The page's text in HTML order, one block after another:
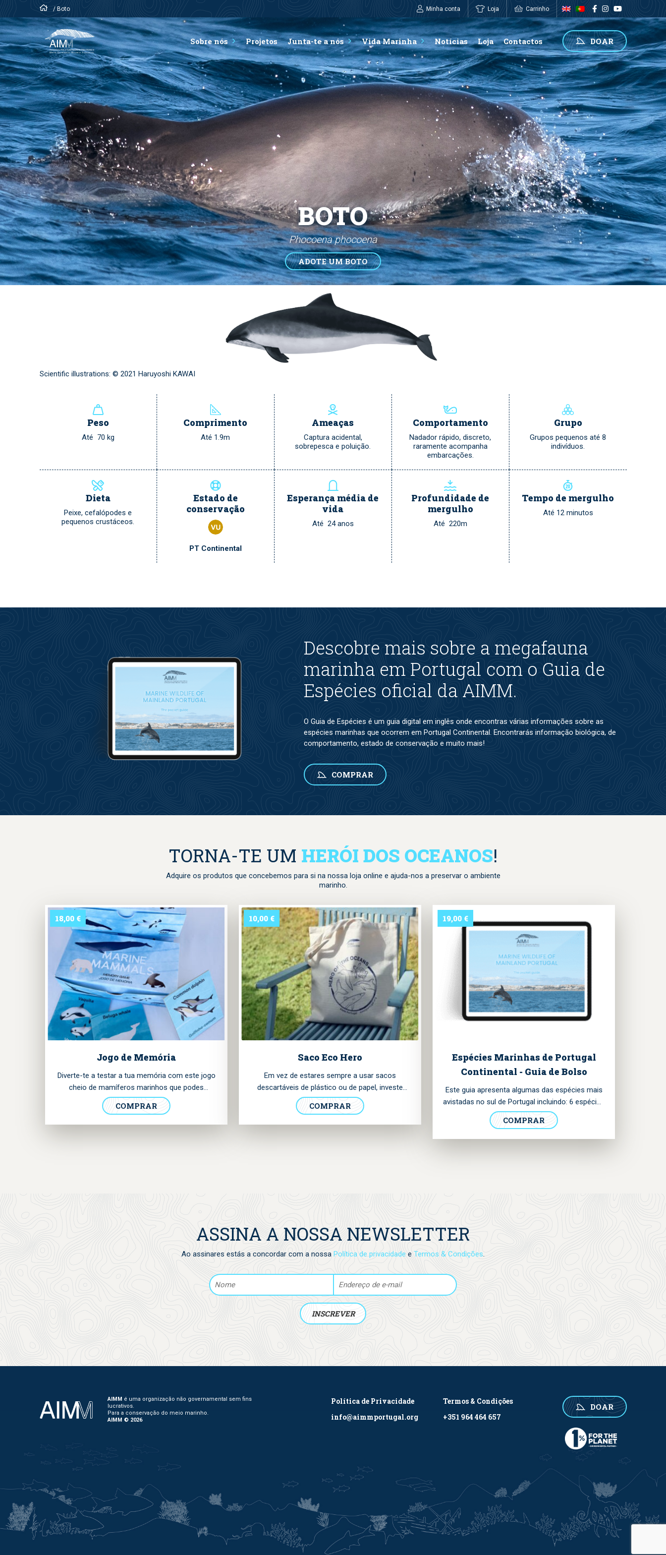
/Boto Minha conta Loja Carrinho
0,00€
Sobre nós Projetos Junta-te a nós Vida Marinha Notícias Loja Contactos DOAR
BOTO
Phocoena phocoena
ADOTE UM BOTO
Scientific illustrations: © 2021 Haruyoshi KAWAI
Peso
Até 70 kg
Comprimento
Até 1.9m
Ameaças
Captura acidental,
sobrepesca e poluição.
Comportamento
Nadador rápido, discreto,
raramente acompanha
embarcações.
Grupo
Grupos pequenos até 8
indivíduos.
Dieta
Peixe, cefalópodes e
pequenos crustáceos.
Estado de
conservação
PT Continental
Esperança média de
vida
Até 24 anos
Profundidade de
mergulho
Até 220m
Tempo de mergulho
Até 12 minutos
Descobre mais sobre a megafauna
marinha em Portugal com o Guia de
Espécies oficial da AIMM.
O Guia de Espécies é um guia digital em inglês onde encontras várias informações sobre as
espécies marinhas que ocorrem em Portugal Continental. Encontrarás informação biológica, de
comportamento, estado de conservação e muito mais!
COMPRAR
TORNA-TE UM HERÓI DOS OCEANOS!
Adquire os produtos que concebemos para si na nossa loja online e ajuda-nos a preservar o ambiente
marinho.
18,00 €
Jogo de Memória
Diverte-te a testar a tua memória com este jogo
cheio de mamíferos marinhos que podes
encontrar pelos nossos oceanos! Descobre mais
informação sobre cada animal dentro da caixa.
COMPRAR
10,00 €
Saco Eco Hero
Em vez de estares sempre a usar sacos
descartáveis ​​de plástico ou de papel, investe
numa opção sustentável e resistente! Este saco
de alças longas é tudo o que tu precisas. Tem o
nosso logotipo e o emblema da coleção “Herói
COMPRAR
19,00 €
Espécies Marinhas de Portugal
Continental - Guia de Bolso
Este guia apresenta algumas das espécies mais
avistadas no sul de Portugal incluindo: 6 espécies
de golfinhos, 3 baleias, 3 tartarugas marinhas, 2
tubarões e 12 aves marinhas. Esta é uma
excelente ferramenta para quem quer aprender
COMPRAR
ASSINA A NOSSA NEWSLETTER
Ao assinares estás a concordar com a nossa Política de privacidade e Termos & Condições.
AIMM é uma organização não governamental sem fins
lucrativos.
Para a conservação do meio marinho.
AIMM © 2026
Política de Privacidade
Termos & Condições
info@aimmportugal.org
+351 964 464 657
DOAR